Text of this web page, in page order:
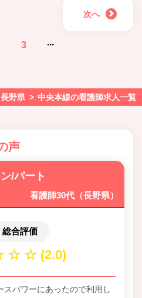
次へ
3 ...
長野県 中央本線の看護師求人一覧
声
/パート
看護師30代（長野県）
総合評価
スパワーにあったので利用し